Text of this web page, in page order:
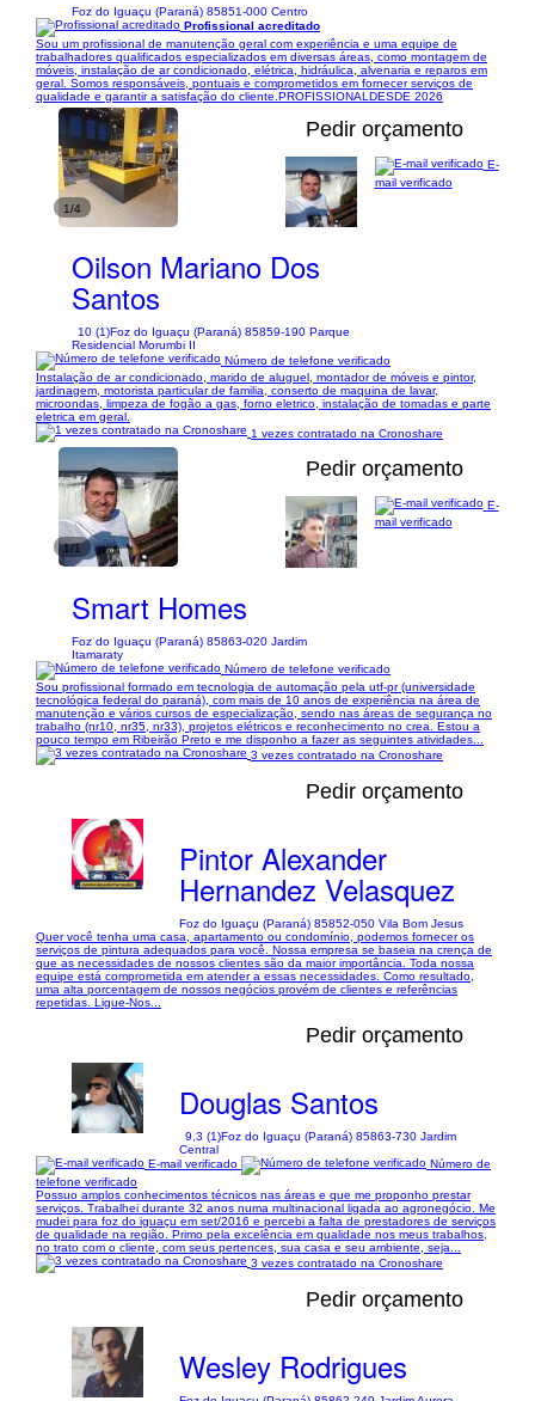
Foz do Iguaçu (Paraná) 85851-000 Centro
Profissional acreditado
Sou um profissional de manutenção geral com experiência e uma equipe de
trabalhadores qualificados especializados em diversas áreas, como montagem de
móveis, instalação de ar condicionado, elétrica, hidráulica, alvenaria e reparos em
geral. Somos responsáveis, pontuais e comprometidos em fornecer serviços de
qualidade e garantir a satisfação do cliente.PROFISSIONALDESDE 2026
1/4
Pedir orçamento
Oilson Mariano Dos
Santos
10 (1)Foz do Iguaçu (Paraná) 85859-190 Parque
Residencial Morumbi II
E-
mail verificado
Número de telefone verificado
Instalação de ar condicionado, marido de aluguel, montador de móveis e pintor,
jardinagem, motorista particular de familia, conserto de maquina de lavar,
microondas, limpeza de fogão a gas, forno eletrico, instalação de tomadas e parte
eletrica em geral.
1 vezes contratado na Cronoshare
1/1
Pedir orçamento
Smart Homes
Foz do Iguaçu (Paraná) 85863-020 Jardim
Itamaraty
E-
mail verificado
Número de telefone verificado
Sou profissional formado em tecnologia de automação pela utf-pr (universidade
tecnológica federal do paraná), com mais de 10 anos de experiência na área de
manutenção e vários cursos de especialização, sendo nas áreas de segurança no
trabalho (nr10, nr35, nr33), projetos elétricos e reconhecimento no crea. Estou a
pouco tempo em Ribeirão Preto e me disponho a fazer as seguintes atividades...
3 vezes contratado na Cronoshare
Pedir orçamento
Pintor Alexander
Hernandez Velasquez
Foz do Iguaçu (Paraná) 85852-050 Vila Bom Jesus
Quer você tenha uma casa, apartamento ou condomínio, podemos fornecer os
serviços de pintura adequados para você. Nossa empresa se baseia na crença de
que as necessidades de nossos clientes são da maior importância. Toda nossa
equipe está comprometida em atender a essas necessidades. Como resultado,
uma alta porcentagem de nossos negócios provém de clientes e referências
repetidas. Ligue-Nos...
Pedir orçamento
Douglas Santos
9,3 (1)Foz do Iguaçu (Paraná) 85863-730 Jardim
Central
E-mail verificado
Número de
telefone verificado
Possuo amplos conhecimentos técnicos nas áreas e que me proponho prestar
serviços. Trabalhei durante 32 anos numa multinacional ligada ao agronegócio. Me
mudei para foz do iguaçu em set/2016 e percebi a falta de prestadores de serviços
de qualidade na região. Primo pela excelência em qualidade nos meus trabalhos,
no trato com o cliente, com seus pertences, sua casa e seu ambiente, seja...
3 vezes contratado na Cronoshare
Pedir orçamento
Wesley Rodrigues